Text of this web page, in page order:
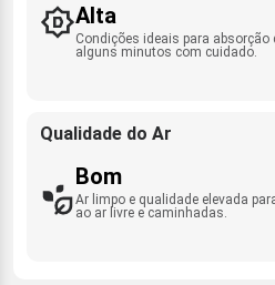
Alta
Condições ideais para
alguns minutos com cuidado.
Qualidade do Ar
Bom
Ar limpo e qualidade elevada
ao ar livre e caminhadas.